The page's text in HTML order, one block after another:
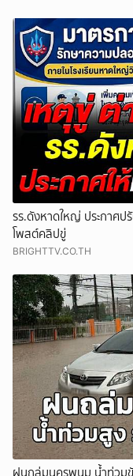
รร.ดังหาดใหญ่ ประกาศ
โพสต์คลิปขู่
BRIGHTTV.CO.TH